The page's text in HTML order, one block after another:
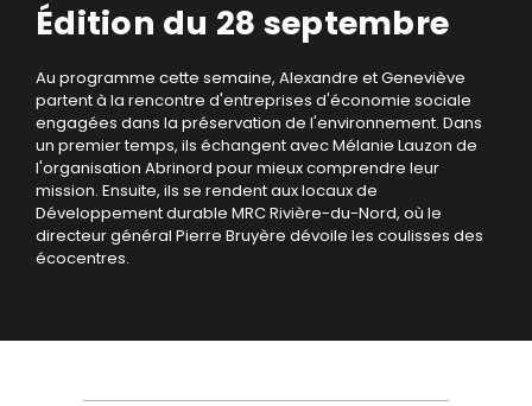
Édition du 28 septembre
Au programme cette semaine, Alexandre et Geneviève
partent à la rencontre d'entreprises d'économie sociale
engagées dans la préservation de l'environnement. Dans
un premier temps, ils échangent avec Mélanie Lauzon de
l'organisation Abrinord pour mieux comprendre leur
mission. Ensuite, ils se rendent aux locaux de
Développement durable MRC Rivière-du-Nord, où le
directeur général Pierre Bruyère dévoile les coulisses des
écocentres.